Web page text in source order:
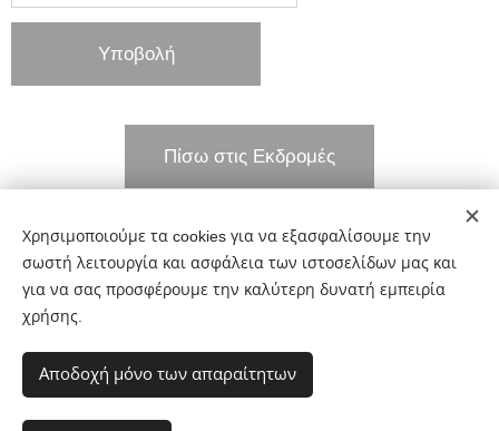
Υποβολή
Πίσω στις Εκδρομές
Share
Μίνως Καμαρίτης Tours 210 7019 009
Χρησιμοποιούμε τα cookies για να εξασφαλίσουμε την
σωστή λειτουργία και ασφάλεια των ιστοσελίδων μας και
για να σας προσφέρουμε την καλύτερη δυνατή εμπειρία
χρήσης.
Αποδοχή μόνο των απαραίτητων